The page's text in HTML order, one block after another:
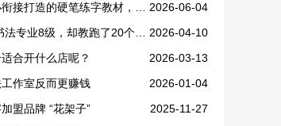
专为幼小衔接打造的硬笔练字教材，重磅上线！ 2026-06-04
????我书法专业8级，却教跑了20个学生！ 2026-04-10
合开什么店呢？
2026-03-13
作室反而更赚钱
2026-01-04
盟品牌 “花架子”
2025-11-27